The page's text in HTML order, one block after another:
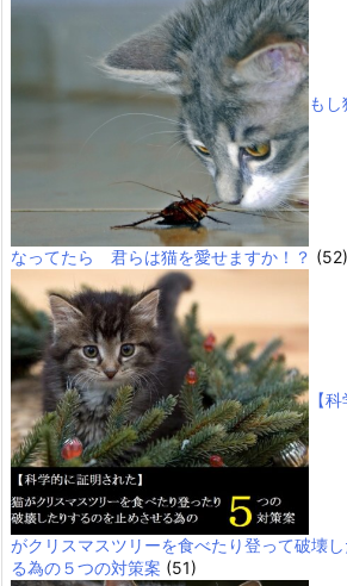
も
なってたら 君らは猫を愛せますか！？ (52)
【
がクリスマスツリーを食べたり登って破壊
る為の５つの対策案 (51)